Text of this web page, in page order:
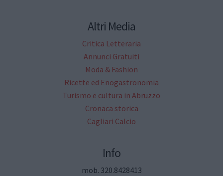
Altri Media
Critica Letteraria
Annunci Gratuiti
Moda & Fashion
Ricette ed Enogastronomia
Turismo e cultura in Abruzzo
Cronaca storica
Cagliari Calcio
Info
mob. 320.8428413